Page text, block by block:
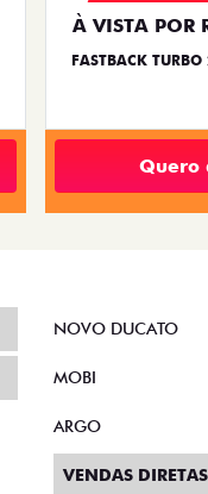
À VISTA POR
FASTBACK
Quero
NOVO DUCATO
MOBI
ARGO
VENDAS DIRETAS